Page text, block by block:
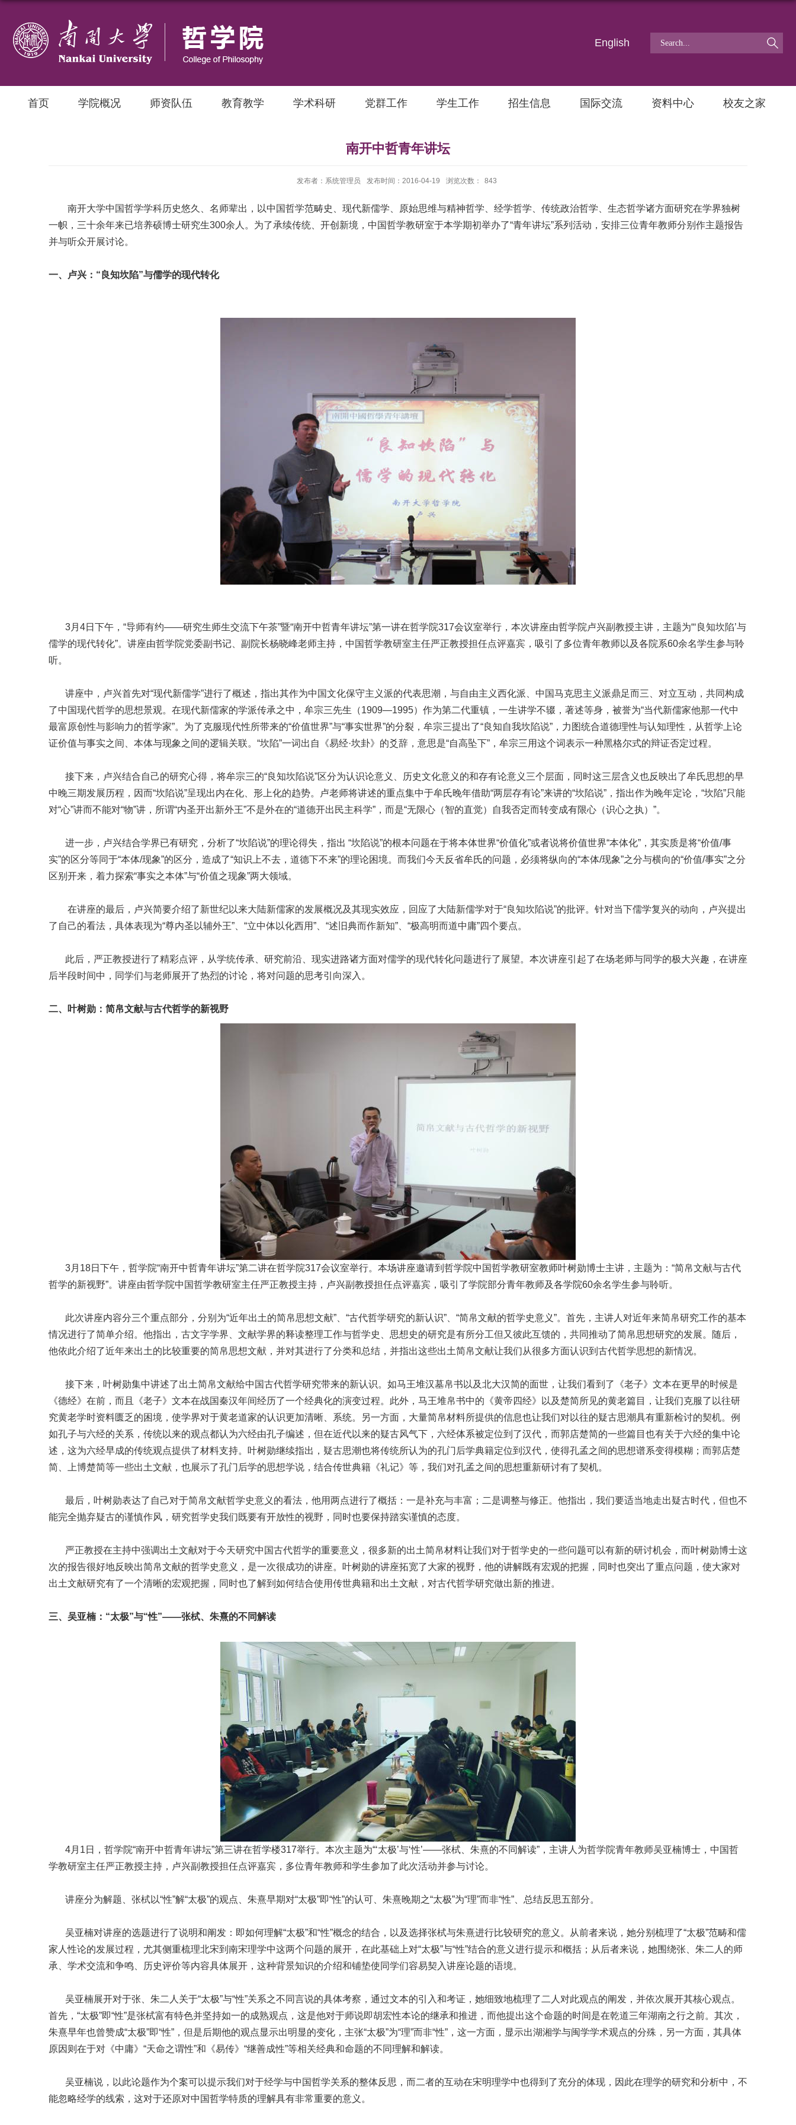
English
首页 学院概况 师资队伍 教育教学 学术科研 党群工作 学生工作 招生信息 国际交流 资料中心 校友之家
南开中哲青年讲坛
发布者：系统管理员 发布时间：2016-04-19 浏览次数： 843
南开大学中国哲学学科历史悠久、名师辈出，以中国哲学范畴史、现代新儒学、原始思维与精神哲学、经学哲学、传统政治哲学、生态哲学诸方面研究在学界独树
一帜，三十余年来已培养硕博士研究生300余人。为了承续传统、开创新境，中国哲学教研室于本学期初举办了“青年讲坛”系列活动，安排三位青年教师分别作主题报告
并与听众开展讨论。
一、卢兴：“良知坎陷”与儒学的现代转化
3月4日下午，“导师有约——研究生师生交流下午茶”暨“南开中哲青年讲坛”第一讲在哲学院317会议室举行，本次讲座由哲学院卢兴副教授主讲，主题为“‘良知坎陷’与
儒学的现代转化”。讲座由哲学院党委副书记、副院长杨晓峰老师主持，中国哲学教研室主任严正教授担任点评嘉宾，吸引了多位青年教师以及各院系60余名学生参与聆
听。
讲座中，卢兴首先对“现代新儒学”进行了概述，指出其作为中国文化保守主义派的代表思潮，与自由主义西化派、中国马克思主义派鼎足而三、对立互动，共同构成
了中国现代哲学的思想景观。在现代新儒家的学派传承之中，牟宗三先生（1909—1995）作为第二代重镇，一生讲学不辍，著述等身，被誉为“当代新儒家他那一代中
最富原创性与影响力的哲学家”。为了克服现代性所带来的“价值世界”与“事实世界”的分裂，牟宗三提出了“良知自我坎陷说”，力图统合道德理性与认知理性，从哲学上论
证价值与事实之间、本体与现象之间的逻辑关联。“坎陷”一词出自《易经·坎卦》的爻辞，意思是“自高坠下”，牟宗三用这个词表示一种黑格尔式的辩证否定过程。
接下来，卢兴结合自己的研究心得，将牟宗三的“良知坎陷说”区分为认识论意义、历史文化意义的和存有论意义三个层面，同时这三层含义也反映出了牟氏思想的早
中晚三期发展历程，因而“坎陷说”呈现出内在化、形上化的趋势。卢老师将讲述的重点集中于牟氏晚年借助“两层存有论”来讲的“坎陷说”，指出作为晚年定论，“坎陷”只能
对“心”讲而不能对“物”讲，所谓“内圣开出新外王”不是外在的“道德开出民主科学”，而是“无限心（智的直觉）自我否定而转变成有限心（识心之执）”。
进一步，卢兴结合学界已有研究，分析了“坎陷说”的理论得失，指出 “坎陷说”的根本问题在于将本体世界“价值化”或者说将价值世界“本体化”，其实质是将“价值/事
实”的区分等同于“本体/现象”的区分，造成了“知识上不去，道德下不来”的理论困境。而我们今天反省牟氏的问题，必须将纵向的“本体/现象”之分与横向的“价值/事实”之分
区别开来，着力探索“事实之本体”与“价值之现象”两大领域。
在讲座的最后，卢兴简要介绍了新世纪以来大陆新儒家的发展概况及其现实效应，回应了大陆新儒学对于“良知坎陷说”的批评。针对当下儒学复兴的动向，卢兴提出
了自己的看法，具体表现为“尊内圣以辅外王”、“立中体以化西用”、“述旧典而作新知”、“极高明而道中庸”四个要点。
此后，严正教授进行了精彩点评，从学统传承、研究前沿、现实进路诸方面对儒学的现代转化问题进行了展望。本次讲座引起了在场老师与同学的极大兴趣，在讲座
后半段时间中，同学们与老师展开了热烈的讨论，将对问题的思考引向深入。
二、叶树勋：简帛文献与古代哲学的新视野
3月18日下午，哲学院“南开中哲青年讲坛”第二讲在哲学院317会议室举行。本场讲座邀请到哲学院中国哲学教研室教师叶树勋博士主讲，主题为：“简帛文献与古代
哲学的新视野”。讲座由哲学院中国哲学教研室主任严正教授主持，卢兴副教授担任点评嘉宾，吸引了学院部分青年教师及各学院60余名学生参与聆听。
此次讲座内容分三个重点部分，分别为“近年出土的简帛思想文献”、“古代哲学研究的新认识”、“简帛文献的哲学史意义”。首先，主讲人对近年来简帛研究工作的基本
情况进行了简单介绍。他指出，古文字学界、文献学界的释读整理工作与哲学史、思想史的研究是有所分工但又彼此互馈的，共同推动了简帛思想研究的发展。随后，
他依此介绍了近年来出土的比较重要的简帛思想文献，并对其进行了分类和总结，并指出这些出土简帛文献让我们从很多方面认识到古代哲学思想的新情况。
接下来，叶树勋集中讲述了出土简帛文献给中国古代哲学研究带来的新认识。如马王堆汉墓帛书以及北大汉简的面世，让我们看到了《老子》文本在更早的时候是
《德经》在前，而且《老子》文本在战国秦汉年间经历了一个经典化的演变过程。此外，马王堆帛书中的《黄帝四经》以及楚简所见的黄老篇目，让我们克服了以往研
究黄老学时资料匮乏的困境，使学界对于黄老道家的认识更加清晰、系统。另一方面，大量简帛材料所提供的信息也让我们对以往的疑古思潮具有重新检讨的契机。例
如孔子与六经的关系，传统以来的观点都认为六经由孔子编述，但在近代以来的疑古风气下，六经体系被定位到了汉代，而郭店楚简的一些篇目也有关于六经的集中论
述，这为六经早成的传统观点提供了材料支持。叶树勋继续指出，疑古思潮也将传统所认为的孔门后学典籍定位到汉代，使得孔孟之间的思想谱系变得模糊；而郭店楚
简、上博楚简等一些出土文献，也展示了孔门后学的思想学说，结合传世典籍《礼记》等，我们对孔孟之间的思想重新研讨有了契机。
最后，叶树勋表达了自己对于简帛文献哲学史意义的看法，他用两点进行了概括：一是补充与丰富；二是调整与修正。他指出，我们要适当地走出疑古时代，但也不
能完全抛弃疑古的谨慎作风，研究哲学史我们既要有开放性的视野，同时也要保持踏实谨慎的态度。
严正教授在主持中强调出土文献对于今天研究中国古代哲学的重要意义，很多新的出土简帛材料让我们对于哲学史的一些问题可以有新的研讨机会，而叶树勋博士这
次的报告很好地反映出简帛文献的哲学史意义，是一次很成功的讲座。叶树勋的讲座拓宽了大家的视野，他的讲解既有宏观的把握，同时也突出了重点问题，使大家对
出土文献研究有了一个清晰的宏观把握，同时也了解到如何结合使用传世典籍和出土文献，对古代哲学研究做出新的推进。
三、吴亚楠：“太极”与“性”——张栻、朱熹的不同解读
4月1日，哲学院“南开中哲青年讲坛”第三讲在哲学楼317举行。本次主题为“‘太极’与‘性’——张栻、朱熹的不同解读”，主讲人为哲学院青年教师吴亚楠博士，中国哲
学教研室主任严正教授主持，卢兴副教授担任点评嘉宾，多位青年教师和学生参加了此次活动并参与讨论。
讲座分为解题、张栻以“性”解“太极”的观点、朱熹早期对“太极”即“性”的认可、朱熹晚期之“太极”为“理”而非“性”、总结反思五部分。
吴亚楠对讲座的选题进行了说明和阐发：即如何理解“太极”和“性”概念的结合，以及选择张栻与朱熹进行比较研究的意义。从前者来说，她分别梳理了“太极”范畴和儒
家人性论的发展过程，尤其侧重梳理北宋到南宋理学中这两个问题的展开，在此基础上对“太极”与“性”结合的意义进行提示和概括；从后者来说，她围绕张、朱二人的师
承、学术交流和争鸣、历史评价等内容具体展开，这种背景知识的介绍和铺垫使同学们容易契入讲座论题的语境。
吴亚楠展开对于张、朱二人关于“太极”与“性”关系之不同言说的具体考察，通过文本的引入和考证，她细致地梳理了二人对此观点的阐发，并依次展开其核心观点。
首先，“太极”即“性”是张栻富有特色并坚持如一的成熟观点，这是他对于师说即胡宏性本论的继承和推进，而他提出这个命题的时间是在乾道三年湖南之行之前。其次，
朱熹早年也曾赞成“太极”即“性”，但是后期他的观点显示出明显的变化，主张“太极”为“理”而非“性”，这一方面，显示出湖湘学与闽学学术观点的分殊，另一方面，其具体
原因则在于对《中庸》“天命之谓性”和《易传》“继善成性”等相关经典和命题的不同理解和解读。
吴亚楠说，以此论题作为个案可以提示我们对于经学与中国哲学关系的整体反思，而二者的互动在宋明理学中也得到了充分的体现，因此在理学的研究和分析中，不
能忽略经学的线索，这对于还原对中国哲学特质的理解具有非常重要的意义。